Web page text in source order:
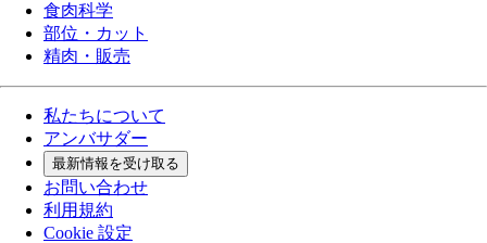
食肉科学
部位・カット
精肉・販売
私たちについて
アンバサダー
最新情報を受け取る
お問い合わせ
利用規約
Cookie 設定